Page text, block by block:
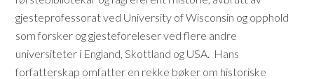
gjesteprofessorat ved University of Wisconsin og opphold
som forsker og gjesteforeleser ved flere andre
universiteter i England, Skottland og USA. Hans
forfatterskap omfatter en rekke bøker om historiske